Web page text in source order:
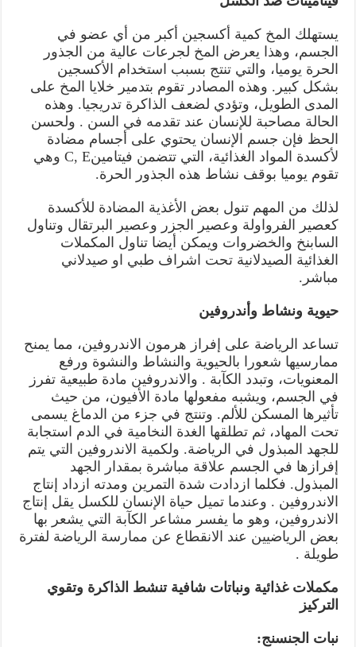
يستهلك المخ كمية أكسجين أكبر من أي عضو في
الجسم، وهذا يعرض المخ لجرعات عالية من الجذور
الحرة يوميا، والتي تنتج بسبب استخدام الأكسجين
بشكل كبير. وهذه المصادر تقوم بتدمير خلايا المخ على
المدى الطويل، وتؤدي لضعف الذاكرة تدريجيا. وهذه
الحالة مصاحبة للإنسان عند تقدمه في السن . ولحسن
الحظ فإن جسم الإنسان يحتوي على أجسام مضادة
لأكسدة المواد الغذائية، التي تتضمن فيتامينC, E وهي
تقوم يوميا بوقف نشاط هذه الجذور الحرة.
لذلك من المهم تنول بعض الأغذية المضادة للأكسدة
كعصير الفرواولة وعصير الجزر وعصير البرتقال وتناول
السابنخ والخضروات ويمكن أيضا تناول المكملات
الغذائية الصيدلانية تحت اشراف طبي او صيدلاني
مباشر.
حيوية ونشاط وأندروفين
تساعد الرياضة على إفراز هرمون الاندروفين، مما يمنح
ممارسيها شعورا بالحيوية والنشاط والنشوة ورفع
المعنويات، وتبدد الكآبة . والاندروفين مادة طبيعية تفرز
في الجسم، ويشبه مفعولها مادة الأفيون، من حيث
تأثيرها المسكن للألم. وتنتج في جزء من الدماغ يسمى
تحت المهاد، ثم تطلقها الغدة النخامية في الدم استجابة
للجهد المبذول في الرياضة. ولكمية الاندروفين التي يتم
إفرازها في الجسم علاقة مباشرة بمقدار الجهد
المبذول. فكلما ازدادت شدة التمرين ومدته ازداد إنتاج
الاندروفين . وعندما تميل حياة الإنسان للكسل يقل إنتاج
الاندروفين، وهو ما يفسر مشاعر الكآبة التي يشعر بها
بعض الرياضيين عند الانقطاع عن ممارسة الرياضة لفترة
طويلة .
مكملات غذائية ونباتات شافية تنشط الذاكرة وتقوي
التركيز
نبات الجنسنج: